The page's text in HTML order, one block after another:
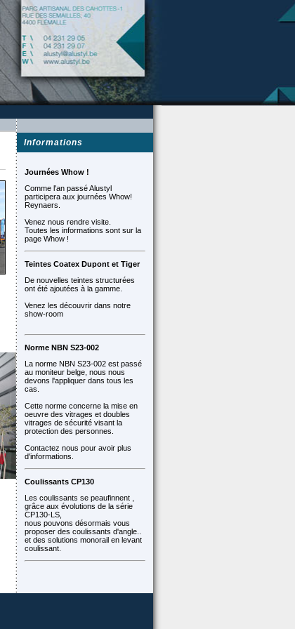
Informations
Journées Whow !
Comme l'an passé Alustyl
participera aux journées Whow!
Reynaers.
Venez nous rendre visite.
Toutes les informations sont sur la
page Whow !
Teintes Coatex Dupont et Tiger
De nouvelles teintes structurées
ont été ajoutées à la gamme.
Venez les découvrir dans notre
show-room
Norme NBN S23-002
La norme NBN S23-002 est passé
au moniteur belge, nous nous
devons l'appliquer dans tous les
cas.
Cette norme concerne la mise en
oeuvre des vitrages et doubles
vitrages de sécurité visant la
protection des personnes.
Contactez nous pour avoir plus
d'informations.
Coulissants CP130
Les coulissants se peaufinnent ,
grâce aux évolutions de la série
CP130-LS,
nous pouvons désormais vous
proposer des coulissants d'angle..
et des solutions monorail en levant
coulissant.